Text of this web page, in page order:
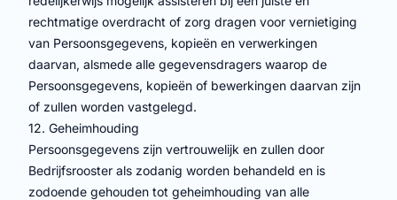
rechtmatige overdracht of zorg dragen voor vernietiging
van Persoonsgegevens, kopieën en verwerkingen
daarvan, alsmede alle gegevensdragers waarop de
Persoonsgegevens, kopieën of bewerkingen daarvan zijn
of zullen worden vastgelegd.
12. Geheimhouding
Persoonsgegevens zijn vertrouwelijk en zullen door
Bedrijfsrooster als zodanig worden behandeld en is
zodoende gehouden tot geheimhouding van alle